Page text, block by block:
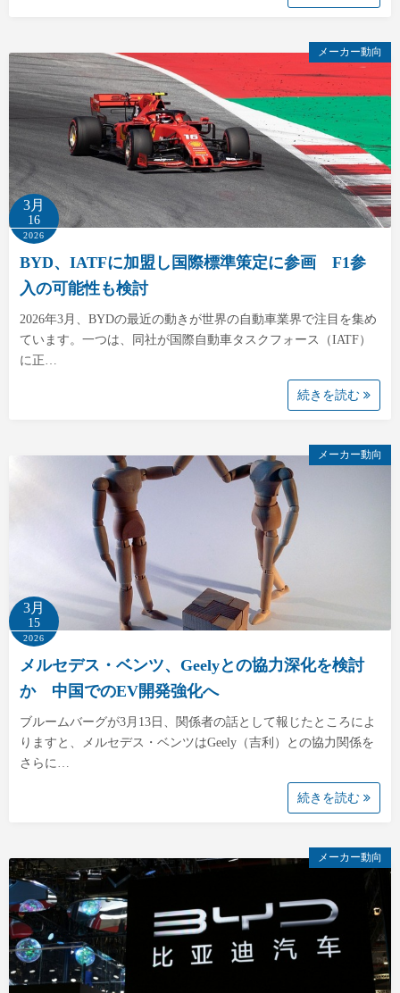
メーカー動向
3月
16
2026
BYD、IATFに加盟し国際標準策定に参画 F1参
入の可能性も検討
2026年3月、BYDの最近の動きが世界の自動車業界で注目を集め
ています。一つは、同社が国際自動車タスクフォース（IATF）
に正…
続きを読む
メーカー動向
3月
15
2026
メルセデス・ベンツ、Geelyとの協力深化を検討
か 中国でのEV開発強化へ
ブルームバーグが3月13日、関係者の話として報じたところによ
りますと、メルセデス・ベンツはGeely（吉利）との協力関係を
さらに…
続きを読む
メーカー動向